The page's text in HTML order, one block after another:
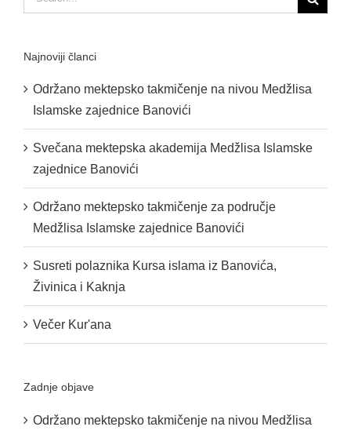
for:
Najnoviji članci
Održano mektepsko takmičenje na nivou Medžlisa
Islamske zajednice Banovići
Svečana mektepska akademija Medžlisa Islamske
zajednice Banovići
Održano mektepsko takmičenje za područje
Medžlisa Islamske zajednice Banovići
Susreti polaznika Kursa islama iz Banovića,
Živinica i Kaknja
Večer Kur'ana
Zadnje objave
Održano mektepsko takmičenje na nivou Medžlisa